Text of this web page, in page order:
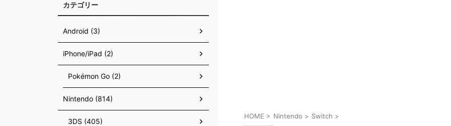
HOME > Nintendo > Switch >
カテゴリー
Android (3)
iPhone/iPad (2)
Pokémon Go (2)
Nintendo (814)
3DS (405)